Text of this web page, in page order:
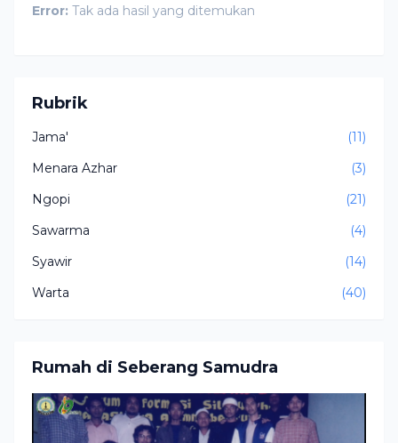
Error: Tak ada hasil yang ditemukan
Rubrik
Jama'
(11)
Menara Azhar
(3)
Ngopi
(21)
Sawarma
(4)
Syawir
(14)
Warta
(40)
Rumah di Seberang Samudra